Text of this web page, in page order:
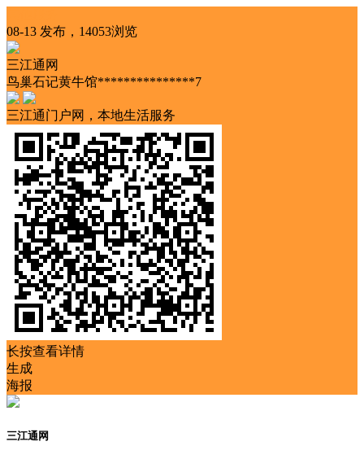
08-13 发布，14053浏览
三江通网
鸟巢石记黄牛馆***************7
三江通门户网，本地生活服务
长按查看详情
生成
海报
三江通网